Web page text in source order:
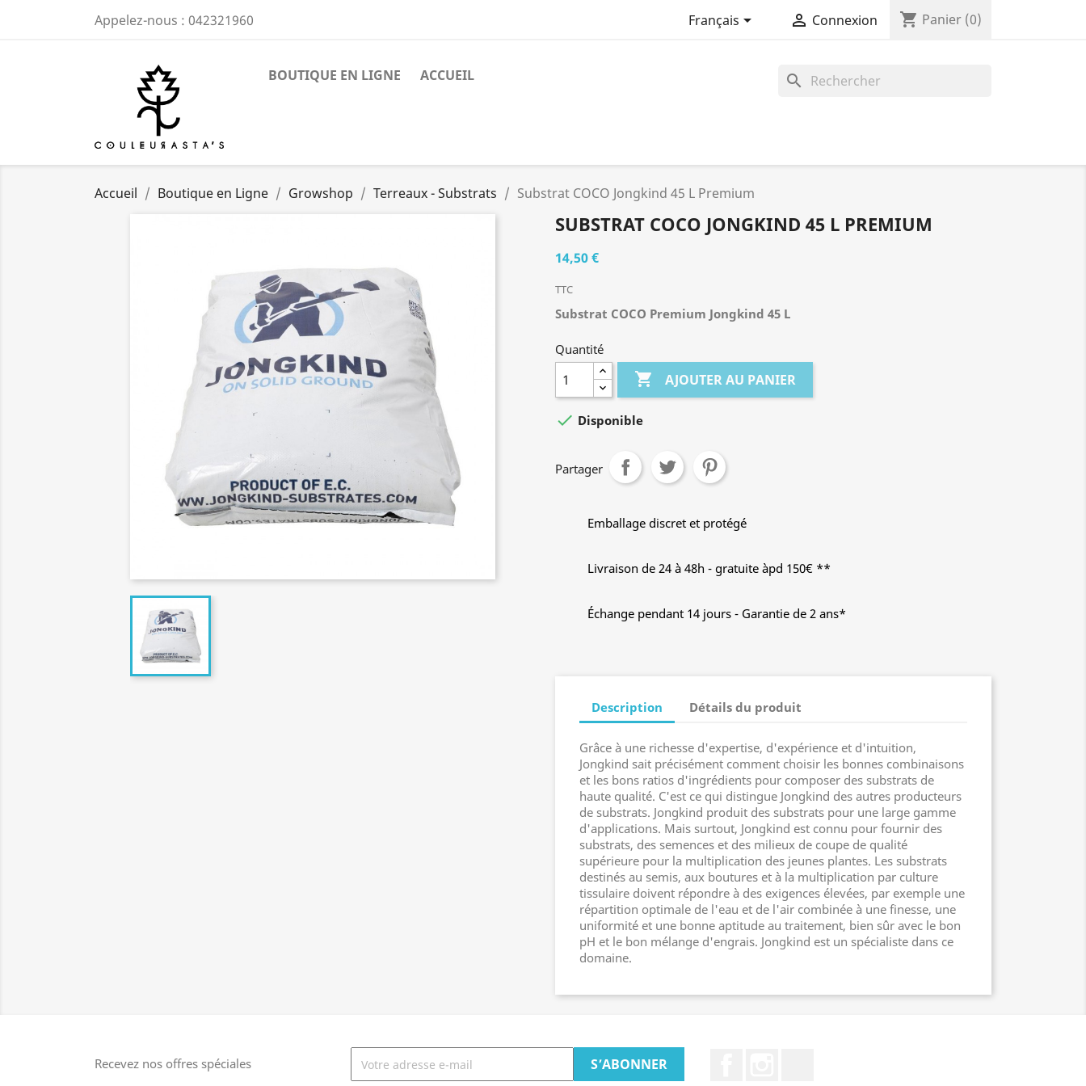
Appelez-nous : 042321960 Français  Connexion shopping_cart Panier (0)
BOUTIQUE EN LIGNE ACCUEIL search
Accueil Boutique en Ligne Growshop Terreaux - Substrats Substrat COCO Jongkind 45 L Premium
SUBSTRAT COCO JONGKIND 45 L PREMIUM
14,50 €
TTC
Substrat COCO Premium Jongkind 45 L
Quantité
 AJOUTER AU PANIER
 Disponible
Partager
Emballage discret et protégé
Livraison de 24 à 48h - gratuite àpd 150€ **
Échange pendant 14 jours - Garantie de 2 ans*
Description Détails du produit
Grâce à une richesse d'expertise, d'expérience et d'intuition,
Jongkind sait précisément comment choisir les bonnes combinaisons
et les bons ratios d'ingrédients pour composer des substrats de
haute qualité. C'est ce qui distingue Jongkind des autres producteurs
de substrats. Jongkind produit des substrats pour une large gamme
d'applications. Mais surtout, Jongkind est connu pour fournir des
substrats, des semences et des milieux de coupe de qualité
supérieure pour la multiplication des jeunes plantes. Les substrats
destinés au semis, aux boutures et à la multiplication par culture
tissulaire doivent répondre à des exigences élevées, par exemple une
répartition optimale de l'eau et de l'air combinée à une finesse, une
uniformité et une bonne aptitude au traitement, bien sûr avec le bon
pH et le bon mélange d'engrais. Jongkind est un spécialiste dans ce
domaine.
Recevez nos offres spéciales